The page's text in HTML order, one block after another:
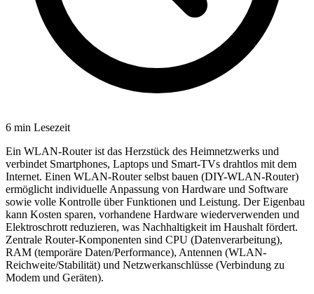
6 min Lesezeit
Ein WLAN-Router ist das Herzstück des Heimnetzwerks und
verbindet Smartphones, Laptops und Smart-TVs drahtlos mit dem
Internet. Einen WLAN-Router selbst bauen (DIY-WLAN-Router)
ermöglicht individuelle Anpassung von Hardware und Software
sowie volle Kontrolle über Funktionen und Leistung. Der Eigenbau
kann Kosten sparen, vorhandene Hardware wiederverwenden und
Elektroschrott reduzieren, was Nachhaltigkeit im Haushalt fördert.
Zentrale Router-Komponenten sind CPU (Datenverarbeitung),
RAM (temporäre Daten/Performance), Antennen (WLAN-
Reichweite/Stabilität) und Netzwerkanschlüsse (Verbindung zu
Modem und Geräten).